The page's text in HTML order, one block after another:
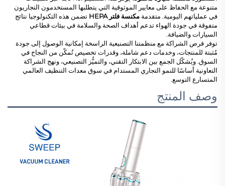
متنوعة مع الحفاظ على معايير الموثوقية التي يتطلبها المستخدمون التجاريون
في عملياتهم اليومية. متقدمة مكنسة فلتر HEPA
تضمن هذه التكنولوجيا نتائج
متفوقة في جودة الهواء تدعم أهداف الصحة والسلامة في بيئات قطاعي
السيارات والضيافة.
توفر فرص الشراكة مع منظمتنا التصنيعية الراسخة إمكانية الوصول إلى جودة
مُثبتة للمنتجات، وخدمات دعم شاملة، وقدرات تخصيص تُمكّن من النجاح في
السوق. ويُشكّل الجمع بين الابتكار التقني، والتميُّز التصنيعي، ونهج الشراكة
التعاونية أساسًا للنمو التجاري المستدام في سوق معدات التنظيف العالمي
المتسارع التوسع.
وصف المنتج